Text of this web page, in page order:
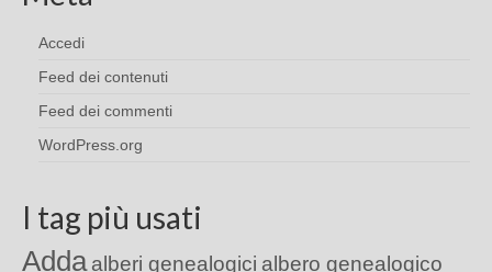
Accedi
Feed dei contenuti
Feed dei commenti
WordPress.org
I tag più usati
Adda alberi genealogici albero genealogico